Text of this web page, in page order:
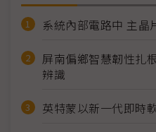
系統內部電路中 主晶
屏南偏鄉智慧韌性扎
辨識
英特蒙以新一代即時